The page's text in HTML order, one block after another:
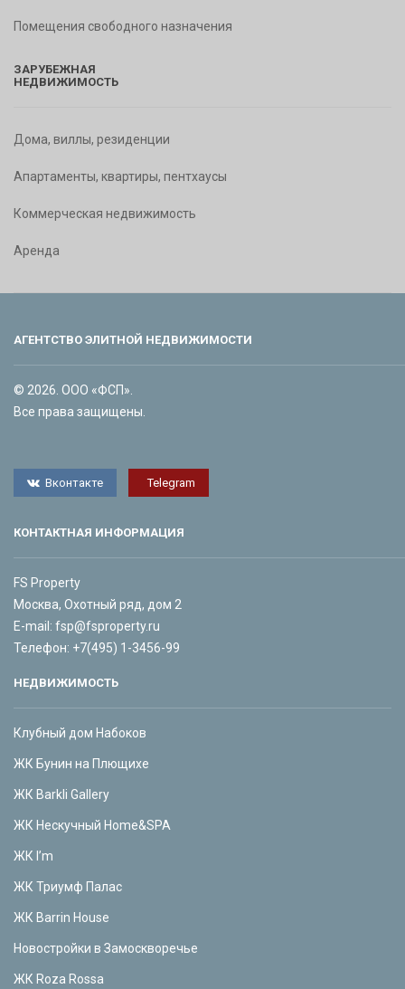
Помещения свободного назначения
ЗАРУБЕЖНАЯ
НЕДВИЖИМОСТЬ
Дома, виллы, резиденции
Апартаменты, квартиры, пентхаусы
Коммерческая недвижимость
Аренда
АГЕНТСТВО ЭЛИТНОЙ НЕДВИЖИМОСТИ
© 2026. ООО «ФСП».
Все права защищены.
Вконтакте Telegram
КОНТАКТНАЯ ИНФОРМАЦИЯ
FS Property
Москва, Охотный ряд, дом 2
E-mail: fsp@fsproperty.ru
Телефон: +7(495) 1-3456-99
НЕДВИЖИМОСТЬ
Клубный дом Набоков
ЖК Бунин на Плющихе
ЖК Barkli Gallery
ЖК Нескучный Home&SPA
ЖК I’m
ЖК Триумф Палас
ЖК Barrin House
Новостройки в Замоскворечье
ЖК Roza Rossa